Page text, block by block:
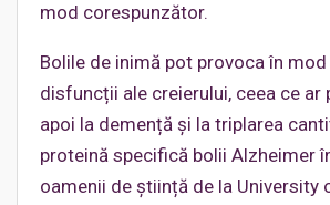
mod corespunzător.
Bolile de inimă pot provoca în
disfuncții ale creierului, ceea ce ar
apoi la demență și la triplarea
proteină specifică bolii Alzheimer
oamenii de știință de la University